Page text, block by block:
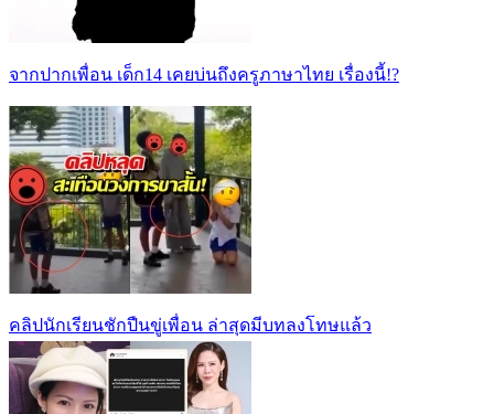
จากปากเพื่อน เด็ก14 เคยบ่นถึงครูภาษาไทย เรื่องนี้!?
คลิปนักเรียนชักปืนขู่เพื่อน ล่าสุดมีบทลงโทษแล้ว